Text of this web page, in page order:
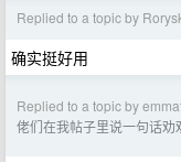
Replied to a topic by
确实挺好用
Replied to a topic by
佬们在我帖子里说一句话